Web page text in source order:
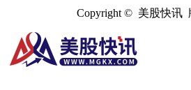
Copyright © 美股快讯